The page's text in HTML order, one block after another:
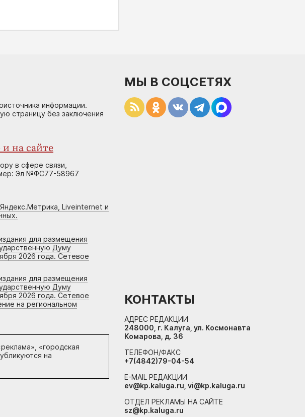
информации.
страницу без заключения
на сайте
в сфере связи,
Эл №ФС77-58967
Liveinternet и
для размещения
Думу
2026 года. Сетевое
для размещения
Думу
2026 года. Сетевое
на региональном
«городская
на
МЫ В СОЦСЕТЯХ
КОНТАКТЫ
АДРЕС РЕДАКЦИИ
248000, г. Калуга, ул. Космонавта
Комарова, д. 36
ТЕЛЕФОН/ФАКС
+7(4842)79-04-54
E-MAIL РЕДАКЦИИ
ev@kp.kaluga.ru, vi@kp.kaluga.ru
ОТДЕЛ РЕКЛАМЫ НА САЙТЕ
sz@kp.kaluga.ru